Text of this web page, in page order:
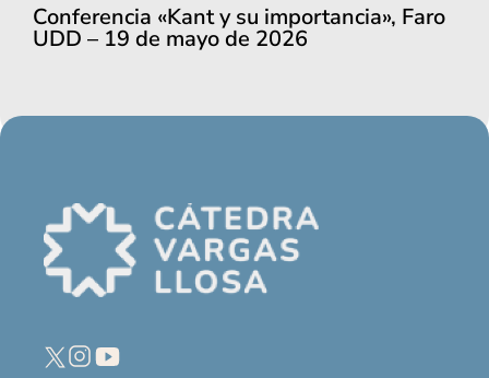
Conferencia «Kant y su importancia», Faro
UDD – 19 de mayo de 2026